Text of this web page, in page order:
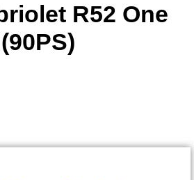
R52 One
(90PS)